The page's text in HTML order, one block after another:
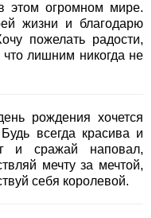
этом огромном мире.
жизни и благодарю
пожелать радости,
лишним никогда не
рождения хочется
всегда красива и
и сражай наповал,
мечту за мечтой,
себя королевой.